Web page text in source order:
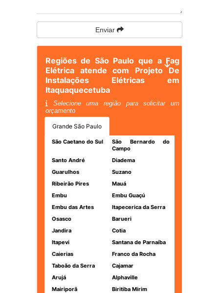
Enviar
Regiões de São Paulo que a Fag
Elétrica atende com Projeto De
Instalações Elétricas em
Itaquaquecetuba
Selecione uma região para solicitar um
orçamento
Grande São Paulo
São Caetano do Sul
São Bernardo do
Campo
Santo André
Diadema
Guarulhos
Suzano
Ribeirão Pires
Mauá
Embu
Embu Guaçú
Embu das Artes
Itapecerica da Serra
Osasco
Barueri
Jandira
Cotia
Itapevi
Santana de Parnaíba
Caierias
Franco da Rocha
Taboão da Serra
Cajamar
Arujá
Alphaville
Mairiporã
Biritiba Mirim